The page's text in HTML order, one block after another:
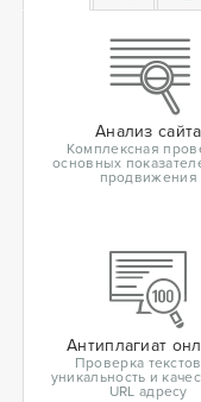
Анализ сайта
Комплексная
основных
продвижения
Антиплагиат
Проверка
уникальность и
URL адресу